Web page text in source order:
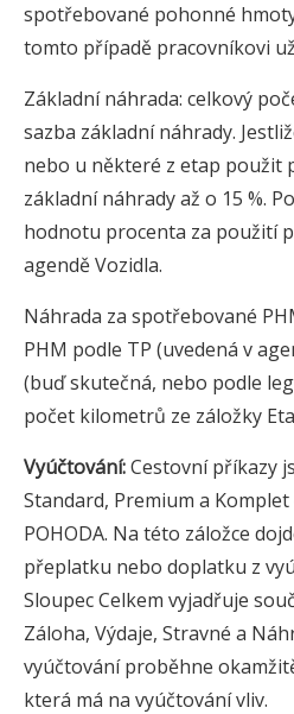
spotřebované pohonné
tomto případě pracovníkovi
Základní náhrada: celkový
sazba základní náhrady.
nebo u některé z etap použit
základní náhrady až o 15 %.
hodnotu procenta za použití
agendě Vozidla.
Náhrada za spotřebované
PHM podle TP (uvedená v
(buď skutečná, nebo podle
počet kilometrů ze záložky
Vyúčtování:Cestovní příkazy
Standard, Premium a
POHODA. Na této záložce
přeplatku nebo doplatku z
Sloupec Celkem vyjadřuje
Záloha, Výdaje, Stravné a
vyúčtování proběhne
která má na vyúčtování vliv.